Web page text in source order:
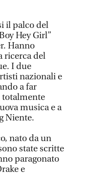
il palco del
Hey Girl”
Hanno
ricerca del
I due
nazionali e
a far
totalmente
musica e a
Niente.
nato da un
state scritte
paragonato
e